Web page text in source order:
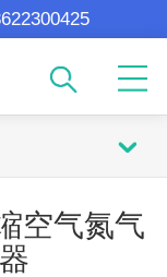
空气氮气